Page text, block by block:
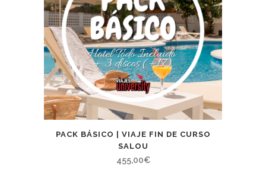
PACK BÁSICO | VIAJE FIN DE CURSO
SALOU
455,00€